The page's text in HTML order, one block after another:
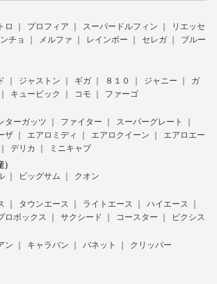
ロ プロフィア スーパードルフィン
リエッセ
チョ メルファ レインボー セレガ
ブルー
ジャストン ギガ ８１０ ジャニー
ガ
キュービック コモ
ファーゴ
ターガッツ ファイター
スーパーグレート
ザ エアロミディ エアロクイーン
エアロエー
デリカ
ミニキャブ
ビッグサム
クオン
タウンエース ライトエース
ハイエース
ロボックス サクシード コースター
ピクシス
ン キャラバン バネット
クリッパー